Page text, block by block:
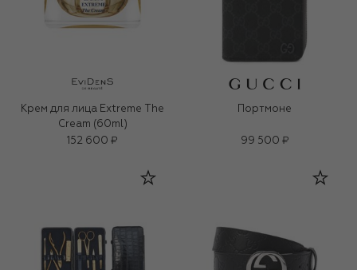
Крем для лица Extreme The
Cream (60ml)
152 600 ₽
Портмоне
99 500 ₽